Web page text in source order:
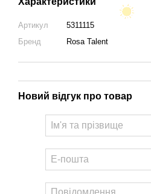
Артикул
5311115
Бренд
Rosa Talent
Новий відгук про товар